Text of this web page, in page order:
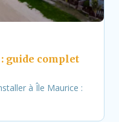
guide complet
à Île Maurice :